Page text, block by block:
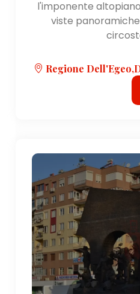
l'imponente
viste
Regione